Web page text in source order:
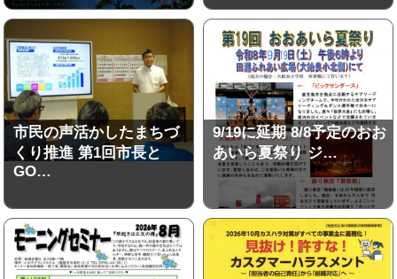
市民の声活かしたまちづ
くり推進 第1回市長と
GO…
9/19に延期 8/8予定のおお
あいら夏祭り ジ…